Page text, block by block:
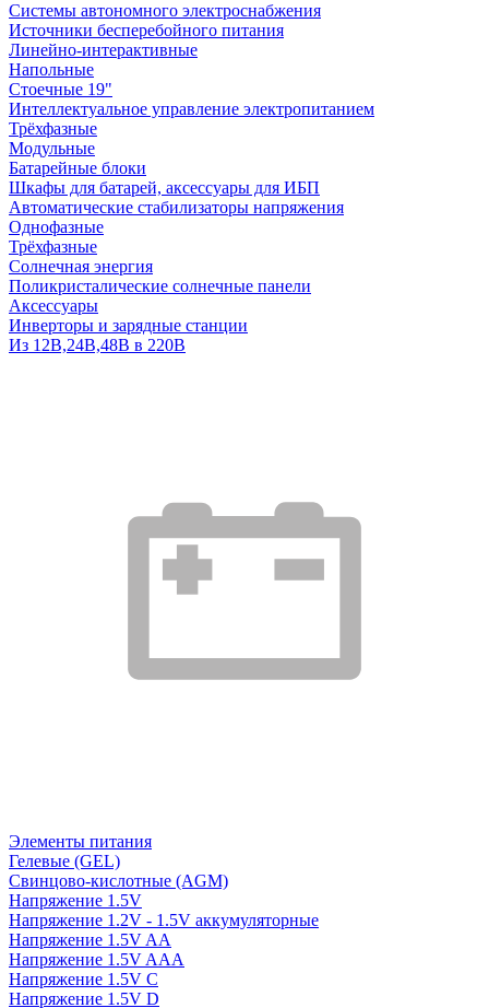
Системы автономного электроснабжения
Источники бесперебойного питания
Линейно-интерактивные
Напольные
Стоечные 19"
Интеллектуальное управление электропитанием
Трёхфазные
Модульные
Батарейные блоки
Шкафы для батарей, аксессуары для ИБП
Автоматические стабилизаторы напряжения
Однофазные
Трёхфазные
Солнечная энергия
Поликристалические солнечные панели
Аксессуары
Инверторы и зарядные станции
Из 12В,24В,48В в 220В
Элементы питания
Гелевые (GEL)
Свинцово-кислотные (AGM)
Напряжение 1.5V
Напряжение 1.2V - 1.5V аккумуляторные
Напряжение 1.5V AA
Напряжение 1.5V AAA
Напряжение 1.5V C
Напряжение 1.5V D